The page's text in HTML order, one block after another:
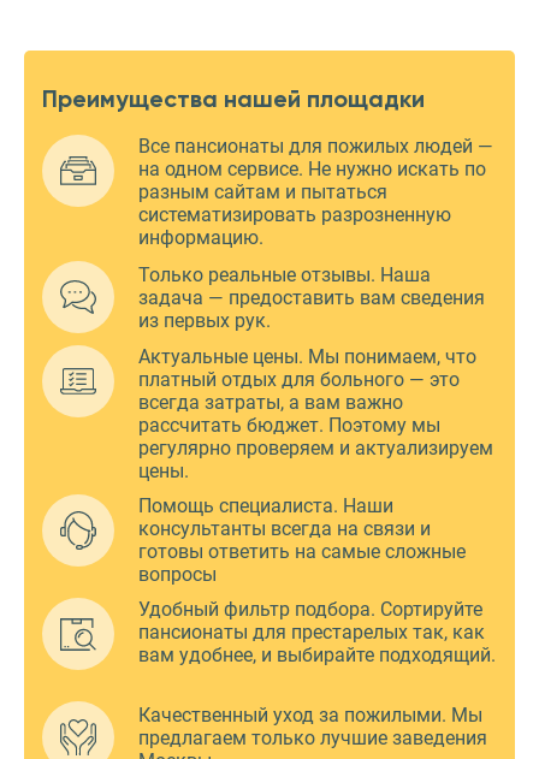
Преимущества нашей площадки
Все пансионаты для пожилых людей —
на одном сервисе. Не нужно искать по
разным сайтам и пытаться
систематизировать разрозненную
информацию.
Только реальные отзывы. Наша
задача — предоставить вам сведения
из первых рук.
Актуальные цены. Мы понимаем, что
платный отдых для больного — это
всегда затраты, а вам важно
рассчитать бюджет. Поэтому мы
регулярно проверяем и актуализируем
цены.
Помощь специалиста. Наши
консультанты всегда на связи и
готовы ответить на самые сложные
вопросы
Удобный фильтр подбора. Сортируйте
пансионаты для престарелых так, как
вам удобнее, и выбирайте подходящий.
Качественный уход за пожилыми. Мы
предлагаем только лучшие заведения